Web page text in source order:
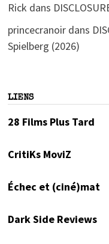
Rick dans
princecranoirdans
Spielberg (2026)
LIENS
28 Films Plus Tard
CritiKs MoviZ
Échec et (ciné)mat
Dark Side Reviews